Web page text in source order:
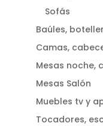
Sofás
Baúles,
Camas,
Mesas noche,
Mesas Salón
Muebles tv y
Tocadores,